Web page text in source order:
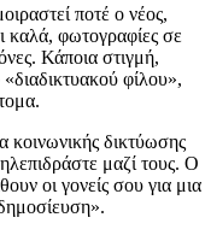
ποτέ ο νέος,
καλά, φωτογραφίες σε
Κάποια στιγμή,
φίλου»,
κοινωνικής δικτύωσης
μαζί τους. Ο
οι γονείς σου για μια